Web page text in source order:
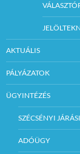
AKTUÁLIS
PÁLYÁZATOK
ÜGYINTÉZÉS
SZÉCSÉNYI
ADÓÜGY